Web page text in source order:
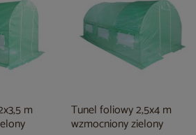
m Tunel foliowy 2,5x4 m
wzmocniony zielony